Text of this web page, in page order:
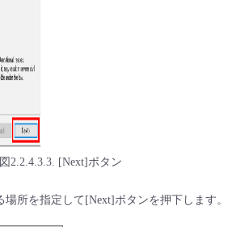
図2.2.4.3.3. [Next]ボタン
場所を指定して[Next]ボタンを押下します。